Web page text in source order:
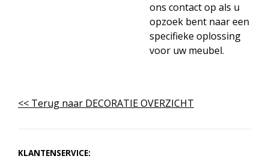
ons contact op als u
opzoek bent naar een
specifieke oplossing
voor uw meubel.
<< Terug naar DECORATIE OVERZICHT
KLANTENSERVICE: